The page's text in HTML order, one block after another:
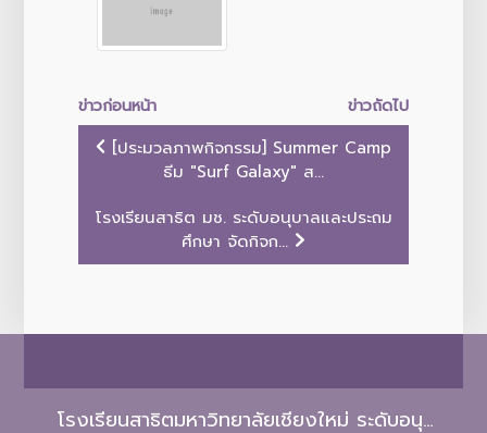
ข่าวก่อนหน้า
ข่าวถัดไป
[ประมวลภาพกิจกรรม] Summer Camp
ธีม "Surf Galaxy" ส...
โรงเรียนสาธิต มช. ระดับอนุบาลและประถม
ศึกษา จัดกิจก...
โรงเรียนสาธิตมหาวิทยาลัยเชียงใหม่ ระดับอนุบาลและประถมศึกษา